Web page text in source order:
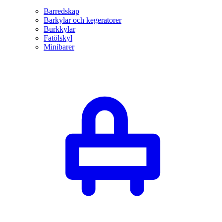
Barredskap
Barkylar och kegeratorer
Burkkylar
Fatölskyl
Minibarer